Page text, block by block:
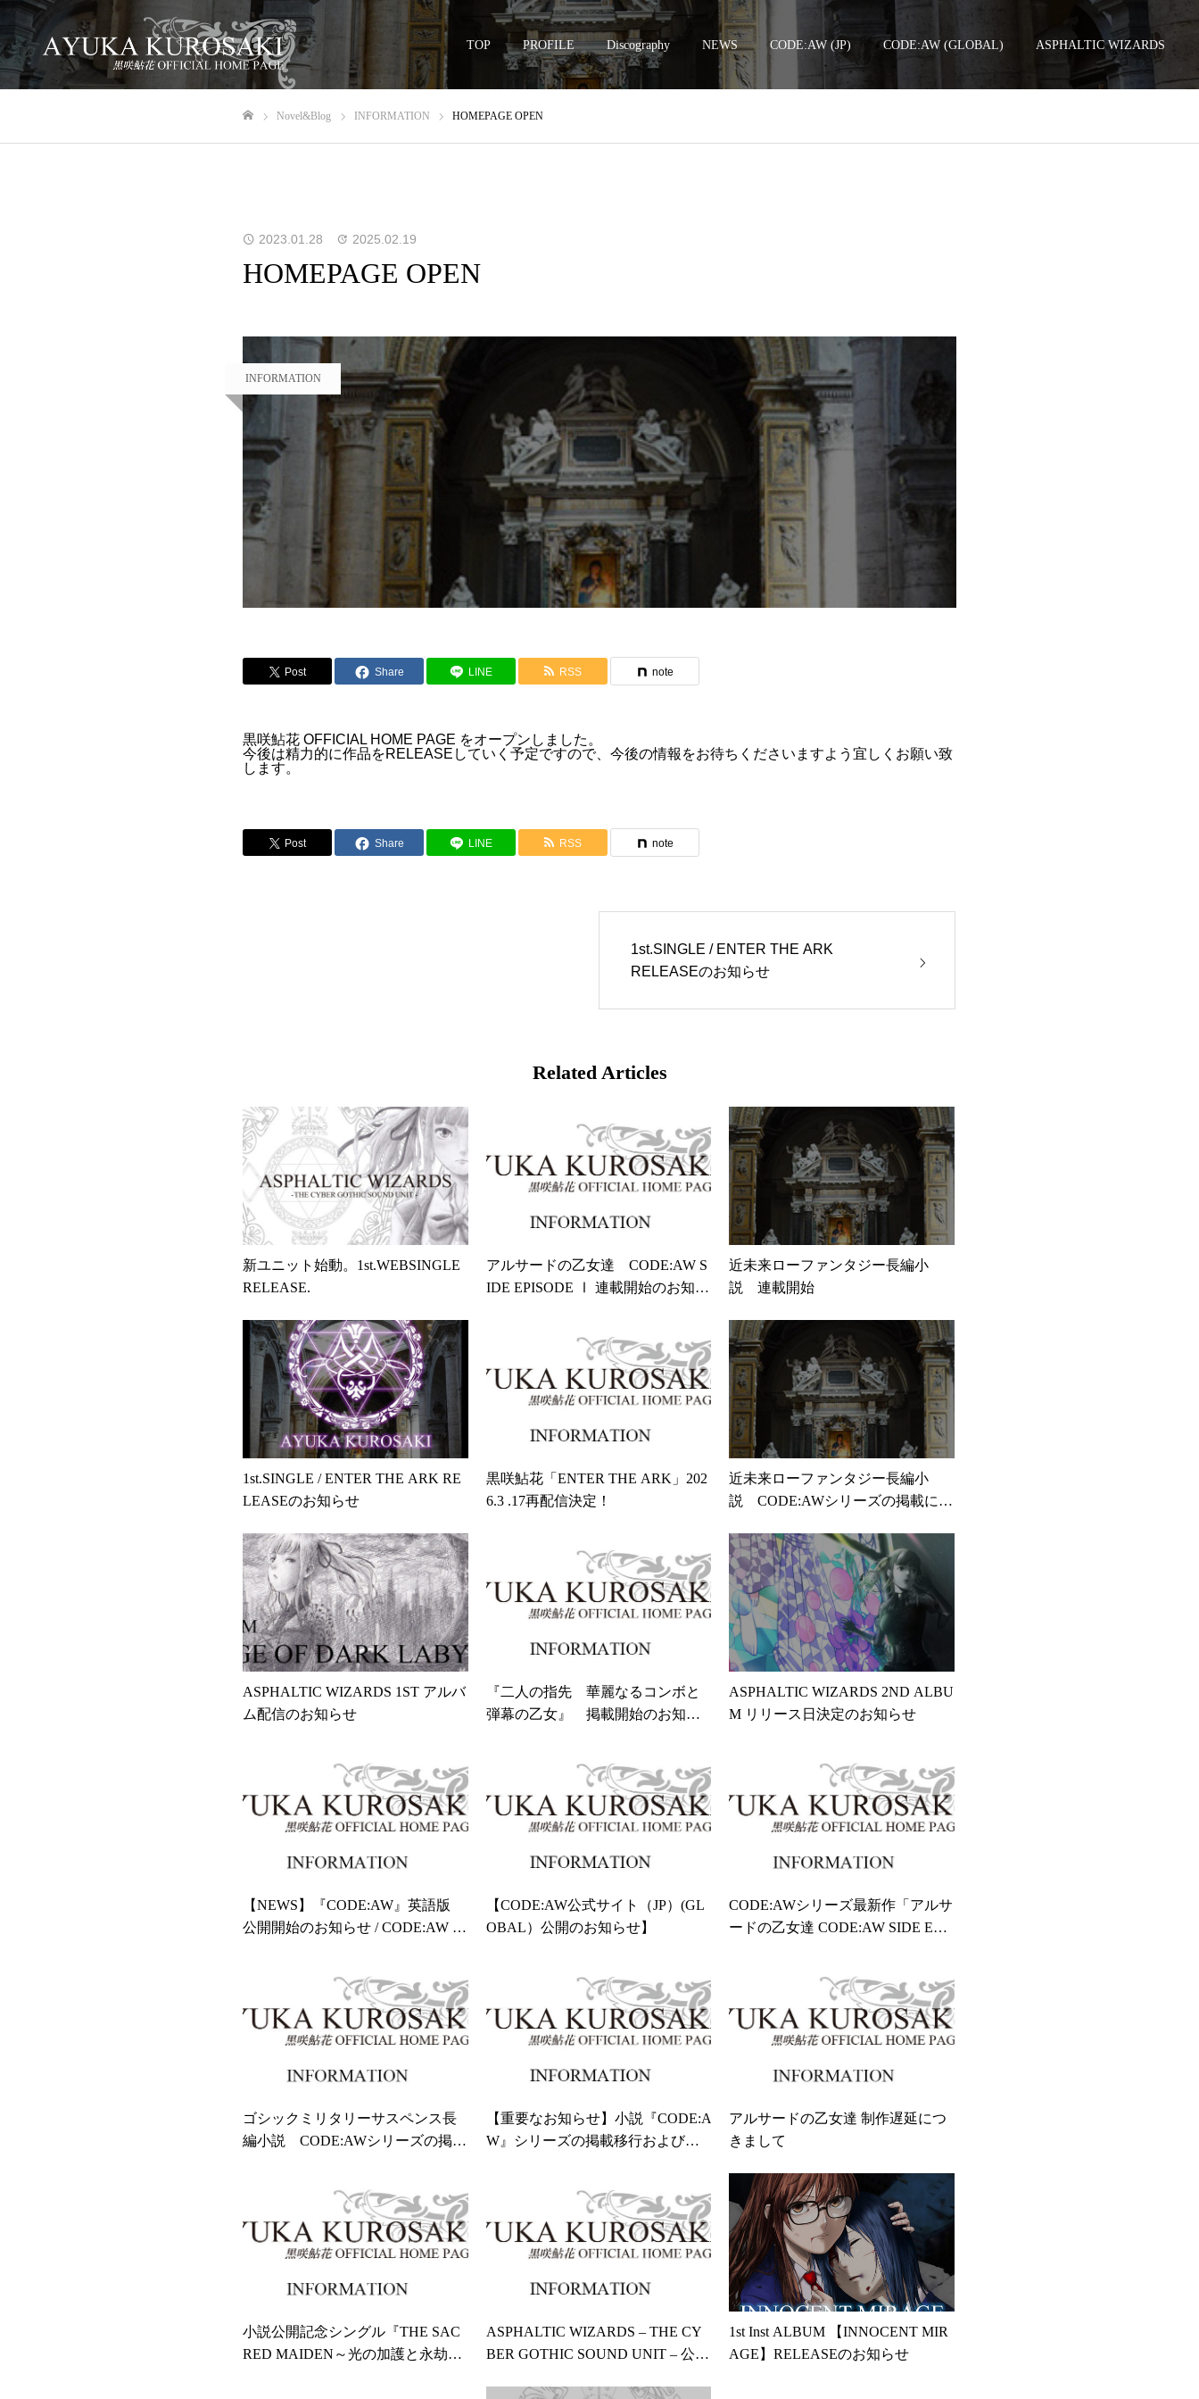
TOP PROFILE Discography NEWS CODE:AW (JP) CODE:AW (GLOBAL) ASPHALTIC WIZARDS
Novel&Blog INFORMATION HOMEPAGE OPEN
2023.01.28 2025.02.19
HOMEPAGE OPEN
INFORMATION
Post Share LINE RSS note
黒咲鮎花 OFFICIAL HOME PAGE をオープンしました。
今後は精力的に作品をRELEASEしていく予定ですので、今後の情報をお待ちくださいますよう宜しくお願い致
します。
Post Share LINE RSS note
1st.SINGLE / ENTER THE ARK
RELEASEのお知らせ
Related Articles
新ユニット始動。1st.WEBSINGLE
RELEASE.
アルサードの乙女達 CODE:AW S
IDE EPISODE Ⅰ 連載開始のお知ら
近未来ローファンタジー長編小
説 連載開始
1st.SINGLE / ENTER THE ARK RE
LEASEのお知らせ
黒咲鮎花「ENTER THE ARK」202
6.3 .17再配信決定！
近未来ローファンタジー長編小
説 CODE:AWシリーズの掲載につ
ASPHALTIC WIZARDS 1ST アルバ
ム配信のお知らせ
『二人の指先 華麗なるコンボと
弾幕の乙女』 掲載開始のお知ら
ASPHALTIC WIZARDS 2ND ALBU
M リリース日決定のお知らせ
【NEWS】『CODE:AW』英語版
公開開始のお知らせ / CODE:AW E
【CODE:AW公式サイト（JP）(GL
OBAL）公開のお知らせ】
CODE:AWシリーズ最新作「アルサ
ードの乙女達 CODE:AW SIDE EPIS
ゴシックミリタリーサスペンス長
編小説 CODE:AWシリーズの掲載
【重要なお知らせ】小説『CODE:A
W』シリーズの掲載移行および、
アルサードの乙女達 制作遅延につ
きまして
小説公開記念シングル『THE SAC
RED MAIDEN～光の加護と永劫の
ASPHALTIC WIZARDS – THE CY
BER GOTHIC SOUND UNIT – 公式
1st Inst ALBUM 【INNOCENT MIR
AGE】RELEASEのお知らせ